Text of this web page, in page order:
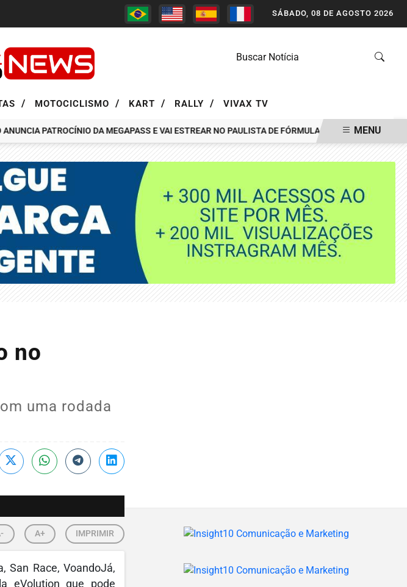
SÁBADO, 08 DE AGOSTO 2026
/ MOTOCICLISMO / KART / RALLY / VIVAX TV
PATROCÍNIO DA MEGAPASS E VAI ESTREAR NO PAULISTA DE FÓRMULA VEE EM INTERLAGOS
MENU
no
uma rodada
A+ IMPRIMIR
San Race, VoandoJá,
eVolution que pode